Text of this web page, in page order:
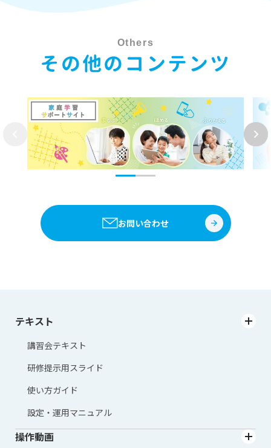
Others
その他のコンテンツ
お問い合わせ
テキスト
講習会テキスト
研修提示用スライド
使い方ガイド
設定・運用マニュアル
操作動画